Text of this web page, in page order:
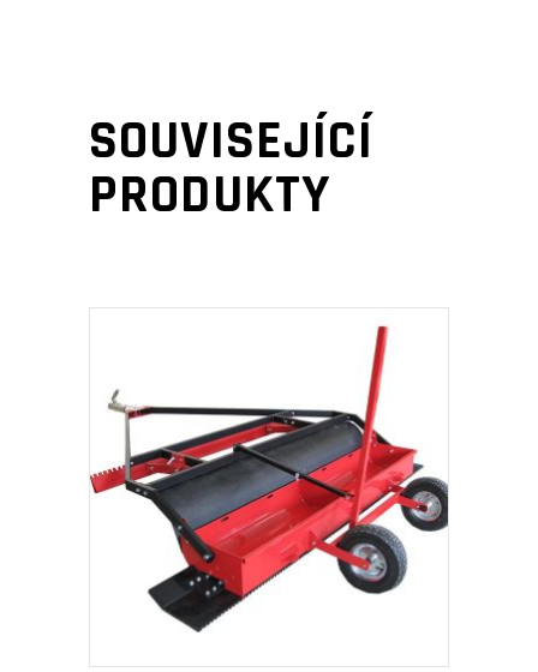
SOUVISEJÍCÍ
PRODUKTY
PŘIDAT DO KOŠÍKU